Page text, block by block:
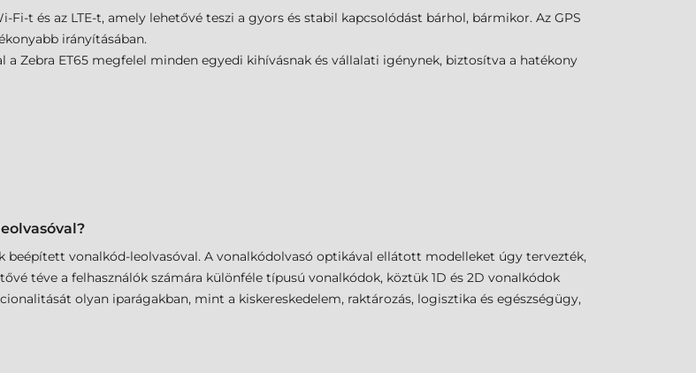
t és az LTE-t, amely lehetővé teszi a gyors és stabil kapcsolódást bárhol, bármikor. Az GPS
irányításában.
Zebra ET65 megfelel minden egyedi kihívásnak és vállalati igénynek, biztosítva a hatékony
beépített vonalkód-leolvasóval. A vonalkódolvasó optikával ellátott modelleket úgy tervezték,
téve a felhasználók számára különféle típusú vonalkódok, köztük 1D és 2D vonalkódok
olyan iparágakban, mint a kiskereskedelem, raktározás, logisztika és egészségügy,